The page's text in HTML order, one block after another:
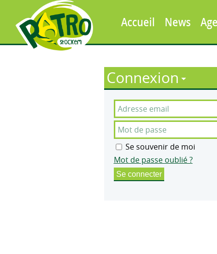
Accueil News
Connexion
Se souvenir de moi
Mot de passe oublié ?
Se connecter